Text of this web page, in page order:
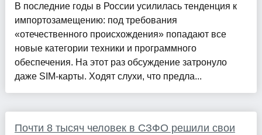
В последние годы в России усилилась тенденция к
импортозамещению: под требования
«отечественного происхождения» попадают все
новые категории техники и программного
обеспечения. На этот раз обсуждение затронуло
даже SIM-карты. Ходят слухи, что предла...
Почти 8 тысяч человек в СЗФО решили свои